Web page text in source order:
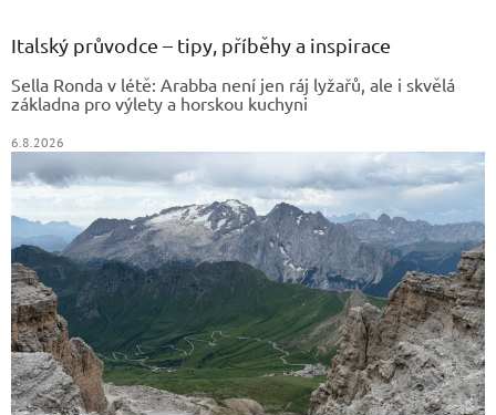
Italský průvodce – tipy, příběhy a inspirace
Sella Ronda v létě: Arabba není jen ráj lyžařů, ale i skvělá
základna pro výlety a horskou kuchyni
6.8.2026